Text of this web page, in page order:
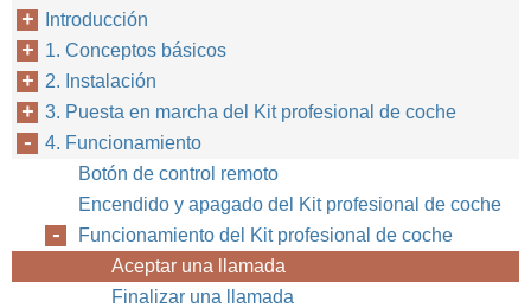
Introducción
1. Conceptos básicos
2. Instalación
3. Puesta en marcha del Kit profesional de coche
4. Funcionamiento
Botón de control remoto
Encendido y apagado del Kit profesional de coche
Funcionamiento del Kit profesional de coche
Aceptar una llamada
Finalizar una llamada